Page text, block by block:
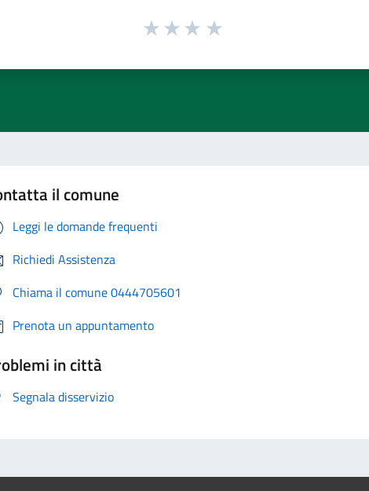
il comune
Leggi le domande frequenti
Richiedi Assistenza
Chiama il comune 0444705601
Prenota un appuntamento
in città
Segnala disservizio